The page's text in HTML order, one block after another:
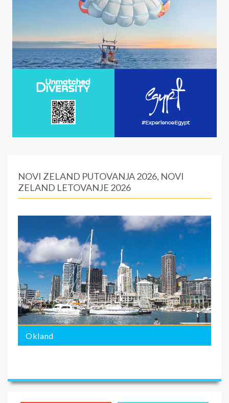
NOVI ZELAND PUTOVANJA 2026, NOVI
ZELAND LETOVANJE 2026
Okland